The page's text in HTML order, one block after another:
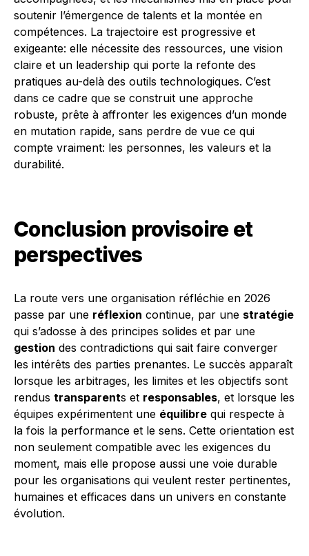
soutenir l’émergence de talents et la montée en
compétences. La trajectoire est progressive et
exigeante: elle nécessite des ressources, une vision
claire et un leadership qui porte la refonte des
pratiques au-delà des outils technologiques. C’est
dans ce cadre que se construit une approche
robuste, prête à affronter les exigences d’un monde
en mutation rapide, sans perdre de vue ce qui
compte vraiment: les personnes, les valeurs et la
durabilité.
Conclusion provisoire et
perspectives
La route vers une organisation réfléchie en 2026
passe par une réflexion continue, par une stratégie
qui s’adosse à des principes solides et par une
gestion des contradictions qui sait faire converger
les intérêts des parties prenantes. Le succès apparaît
lorsque les arbitrages, les limites et les objectifs sont
rendus transparents et responsables, et lorsque les
équipes expérimentent une équilibre qui respecte à
la fois la performance et le sens. Cette orientation est
non seulement compatible avec les exigences du
moment, mais elle propose aussi une voie durable
pour les organisations qui veulent rester pertinentes,
humaines et efficaces dans un univers en constante
évolution.